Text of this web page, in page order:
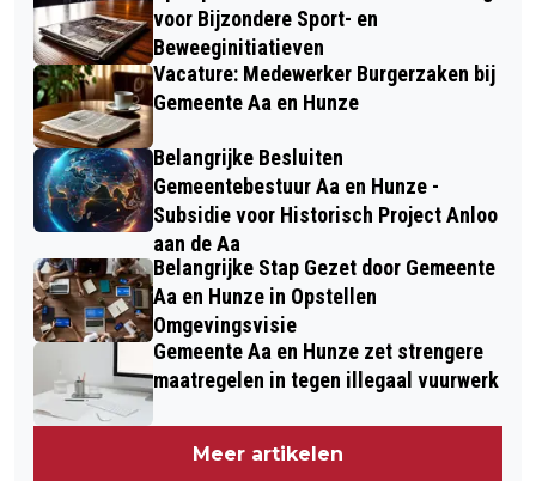
voor Bijzondere Sport- en
Beweeginitiatieven
Vacature: Medewerker Burgerzaken bij
Gemeente Aa en Hunze
Belangrijke Besluiten
Gemeentebestuur Aa en Hunze -
Subsidie voor Historisch Project Anloo
aan de Aa
Belangrijke Stap Gezet door Gemeente
Aa en Hunze in Opstellen
Omgevingsvisie
Gemeente Aa en Hunze zet strengere
maatregelen in tegen illegaal vuurwerk
Meer artikelen